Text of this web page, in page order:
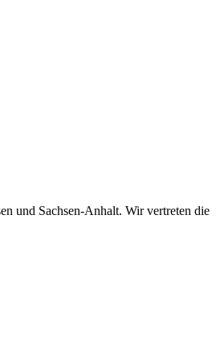
und Sachsen-Anhalt. Wir vertreten die